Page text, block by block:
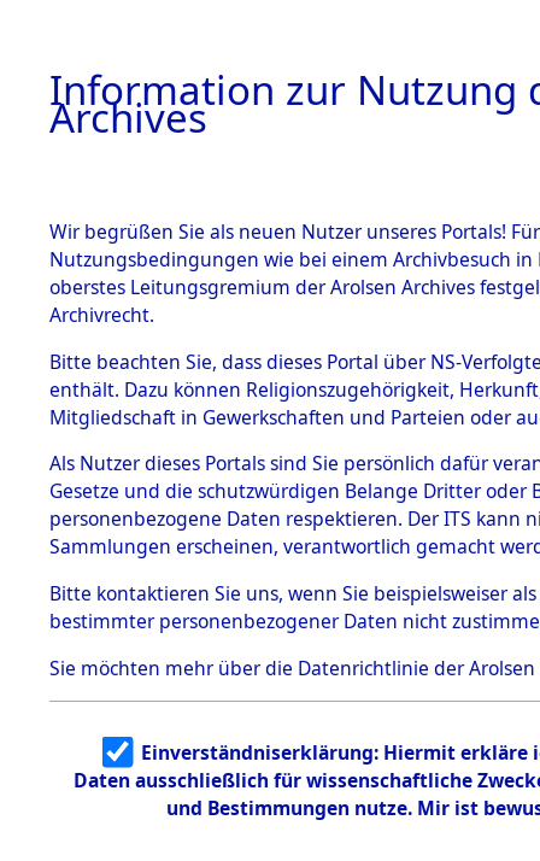
BESTÄNDE
1.
mente
5. Verschiedenes
5.3
Todesmärsche
5.3.1 Alliierte
Erhebungen
zu
Todesmärsch
en
5.3.2
Identifizierun
g
5.3.3
Todesmärsch
Information zur Nutzung
Archives
Wir begrüßen Sie als neuen Nutzer unseres Portals!
Nutzungsbedingungen wie bei einem Archivbesuch
oberstes Leitungsgremium der Arolsen Archives
Archivrecht.
Bitte beachten Sie, dass dieses Portal über NS-
enthält. Dazu können Religionszugehörigkeit,
Mitgliedschaft in Gewerkschaften und Parteien oder
Als Nutzer dieses Portals sind Sie persönlich dafür
Gesetze und die schutzwürdigen Belange Dritter
personenbezogene Daten respektieren. Der ITS
Sammlungen erscheinen, verantwortlich gemacht
Bitte kontaktieren Sie uns, wenn Sie beispielsweiser
bestimmter personenbezogener Daten nicht
Sie möchten mehr über die Datenrichtlinie der Arolsen
Einverständniserklärung: Hiermit erkläre
Daten ausschließlich für wissenschaftliche
und Bestimmungen nutze. Mir ist